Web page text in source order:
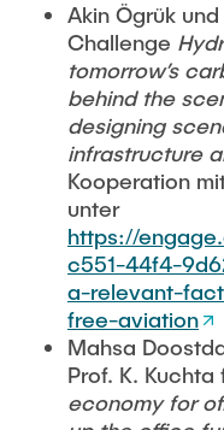
Akin Ögrük
Challenge
tomorrow’s
behind the
designing
infrastructure
Kooperation
unter
https://
c551-44f4-
a-relevant-
free-aviation
Mahsa
Prof. K.
economy for